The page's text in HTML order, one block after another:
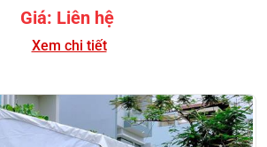
Giá: Liên hệ
Xem chi tiết